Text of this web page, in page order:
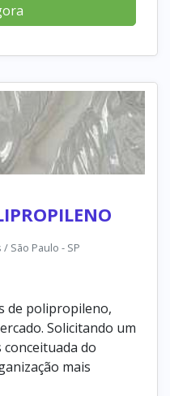
São Paulo - SP
de polipropileno,
Solicitando um
do
mais